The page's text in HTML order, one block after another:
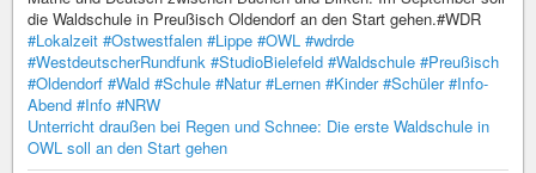
die Waldschule in Preußisch Oldendorf an den Start gehen.#WDR
#Lokalzeit #Ostwestfalen #Lippe #OWL #wdrde
#WestdeutscherRundfunk #StudioBielefeld #Waldschule #Preußisch
#Oldendorf #Wald #Schule #Natur #Lernen #Kinder #Schüler #Info-
Abend #Info #NRW
Unterricht draußen bei Regen und Schnee: Die erste Waldschule in
OWL soll an den Start gehen